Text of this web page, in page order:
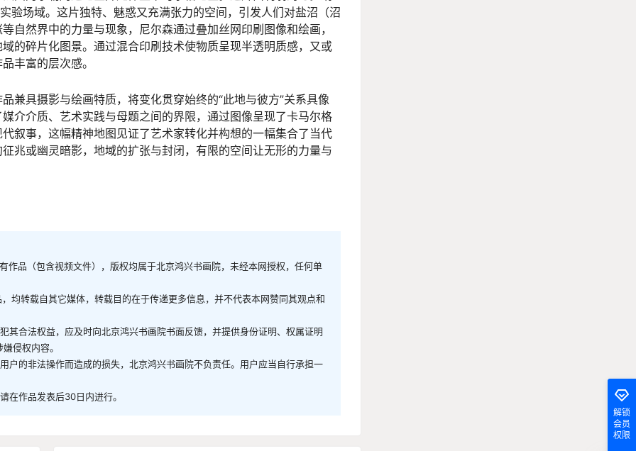
验场域。这片独特、魅惑又充满张力的空间，引发人们对盐沼（沼
自然界中的力量与现象，尼尔森通过叠加丝网印刷图像和绘画，
的碎片化图景。通过混合印刷技术使物质呈现半透明质感，又或
丰富的层次感。
兼具摄影与绘画特质，将变化贯穿始终的“此地与彼方”关系具像
介介质、艺术实践与母题之间的界限，通过图像呈现了卡马尔格
叙事，这幅精神地图见证了艺术家转化并构想的一幅集合了当代
兆或幽灵暗影，地域的扩张与封闭，有限的空间让无形的力量与
作品（包含视频文件），版权均属于北京鸿兴书画院，未经本网授权，任何单
均转载自其它媒体，转载目的在于传递更多信息，并不代表本网赞同其观点和
其合法权益，应及时向北京鸿兴书画院书面反馈，并提供身份证明、权属证明
侵权内容。
户的非法操作而造成的损失，北京鸿兴书画院不负责任。用户应当自行承担一
在作品发表后30日内进行。
解锁
会员
权限